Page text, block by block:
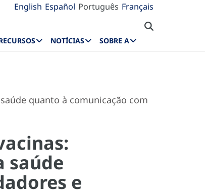
English Español Português Français
NOTÍCIAS SOBRE A
quanto à comunicação com
saúde
e